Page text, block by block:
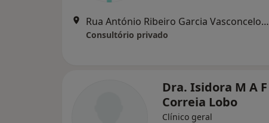
Rua António Ribeiro Garcia Vasconcelos, Lt. 41 - 1º, Oliveira do Hospital
Consultório privado
Dra. Isidora M A F
Correia Lobo
Clínico geral